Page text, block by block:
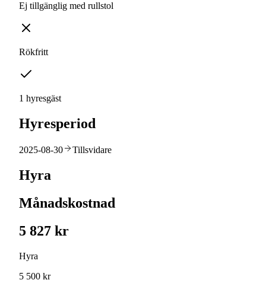
Ej tillgänglig med rullstol
Rökfritt
1 hyresgäst
Hyresperiod
2025-08-30 Tillsvidare
Hyra
Månadskostnad
5 827 kr
Hyra
5 500 kr